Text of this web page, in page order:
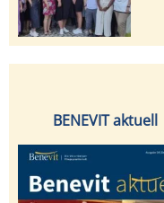
BENEVIT aktuell